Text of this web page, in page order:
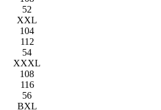
52
XXL
104
112
54
XXXL
108
116
56
BXL